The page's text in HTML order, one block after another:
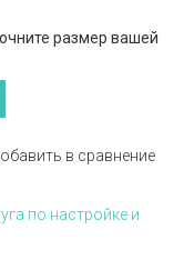
размер вашей
в сравнение
по настройке и